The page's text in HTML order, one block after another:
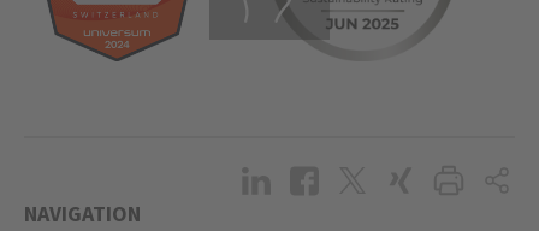
NAVIGATION